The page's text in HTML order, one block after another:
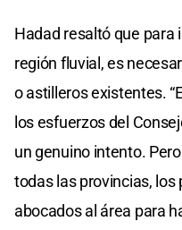
Hadad resaltó que para
región fluvial, es
o astilleros existentes.
los esfuerzos del
un genuino intento.
todas las provincias,
abocados al área para